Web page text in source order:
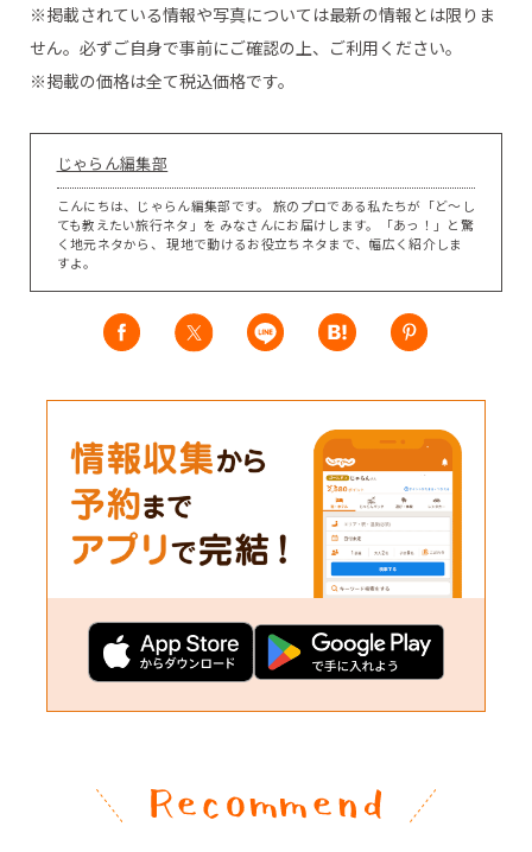
※掲載されている情報や写真については最新の情報とは限りま
せん。必ずご自身で事前にご確認の上、ご利用ください。
※掲載の価格は全て税込価格です。
じゃらん編集部
こんにちは、じゃらん編集部です。 旅のプロである私たちが「ど～し
ても教えたい旅行ネタ」を みなさんにお届けします。「あっ！」と驚
く地元ネタから、 現地で動けるお役立ちネタまで、幅広く紹介しま
すよ。